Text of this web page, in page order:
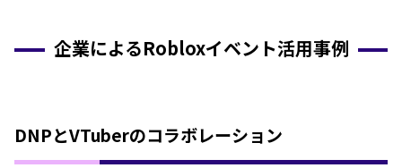
企業によるRobloxイベント活用事例
DNPとVTuberのコラボレーション